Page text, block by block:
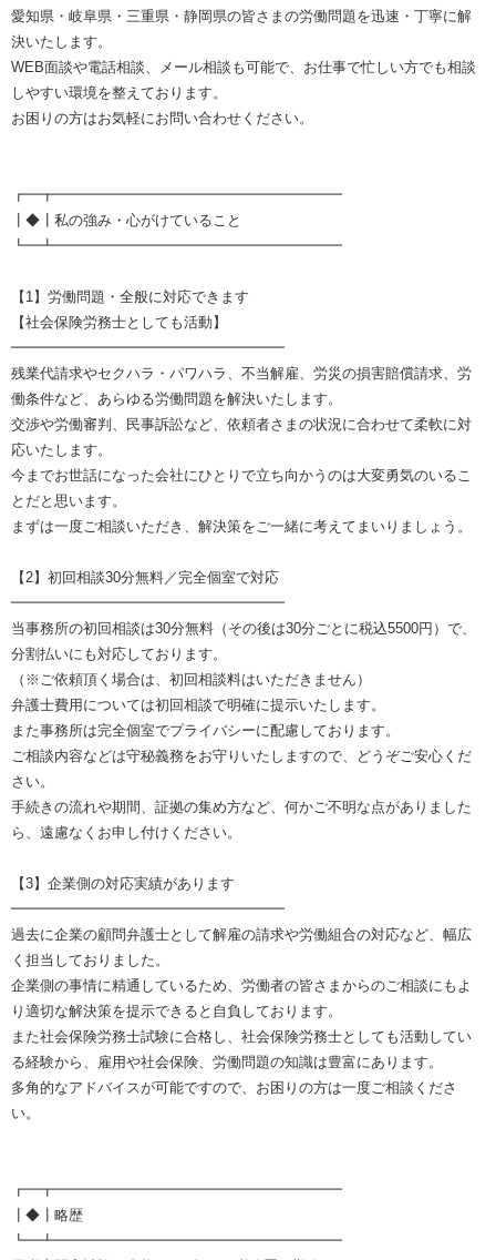
愛知県・岐阜県・三重県・静岡県の皆さまの労働問題を迅速・丁寧に解
決いたします。
WEB面談や電話相談、メール相談も可能で、お仕事で忙しい方でも相談
しやすい環境を整えております。
お困りの方はお気軽にお問い合わせください。
┏━┳━━━━━━━━━━━━━━━━━━━━
┃◆┃私の強み・心がけていること
┗━┻━━━━━━━━━━━━━━━━━━━━
【1】労働問題・全般に対応できます
【社会保険労務士としても活動】
━━━━━━━━━━━━━━━━━━━
残業代請求やセクハラ・パワハラ、不当解雇、労災の損害賠償請求、労
働条件など、あらゆる労働問題を解決いたします。
交渉や労働審判、民事訴訟など、依頼者さまの状況に合わせて柔軟に対
応いたします。
今までお世話になった会社にひとりで立ち向かうのは大変勇気のいるこ
とだと思います。
まずは一度ご相談いただき、解決策をご一緒に考えてまいりましょう。
【2】初回相談30分無料／完全個室で対応
━━━━━━━━━━━━━━━━━━━
当事務所の初回相談は30分無料（その後は30分ごとに税込5500円）で、
分割払いにも対応しております。
（※ご依頼頂く場合は、初回相談料はいただきません）
弁護士費用については初回相談で明確に提示いたします。
また事務所は完全個室でプライバシーに配慮しております。
ご相談内容などは守秘義務をお守りいたしますので、どうぞご安心くだ
さい。
手続きの流れや期間、証拠の集め方など、何かご不明な点がありました
ら、遠慮なくお申し付けください。
【3】企業側の対応実績があります
━━━━━━━━━━━━━━━━━━━
過去に企業の顧問弁護士として解雇の請求や労働組合の対応など、幅広
く担当しておりました。
企業側の事情に精通しているため、労働者の皆さまからのご相談にもよ
り適切な解決策を提示できると自負しております。
また社会保険労務士試験に合格し、社会保険労務士としても活動してい
る経験から、雇用や社会保険、労働問題の知識は豊富にあります。
多角的なアドバイスが可能ですので、お困りの方は一度ご相談くださ
い。
┏━┳━━━━━━━━━━━━━━━━━━━━
┃◆┃略歴
┗━┻━━━━━━━━━━━━━━━━━━━━